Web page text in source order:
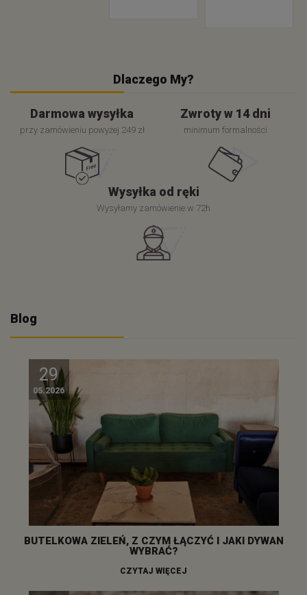
Dlaczego My?
Darmowa wysyłka
przy zamówieniu powyżej 249 zł
Zwroty w 14 dni
minimum formalności
Wysyłka od ręki
Wysyłamy zamówienie w 72h
Blog
29
05.2026
BUTELKOWA ZIELEŃ, Z CZYM ŁĄCZYĆ I JAKI DYWAN
WYBRAĆ?
CZYTAJ WIĘCEJ